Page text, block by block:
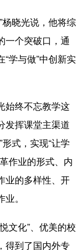
عربى
한국어
晓光说，他将综
一个突破口，通
学与做”中创新实
终不忘教学这
发挥课堂主渠道
式，实现“让学
作业的形式、内
业的多样性、开
。
化”、优美的校
得到了国内外专